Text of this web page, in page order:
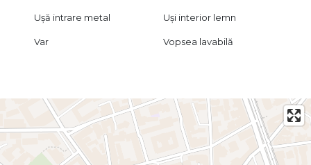
Ușă intrare metal Uși interior lemn
Var Vopsea lavabilă